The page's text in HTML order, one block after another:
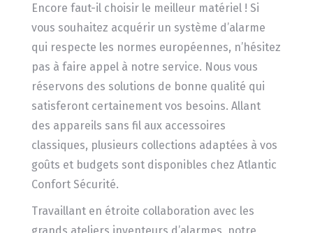
Encore faut-il choisir le meilleur matériel ! Si
vous souhaitez acquérir un système d’alarme
qui respecte les normes européennes, n’hésitez
pas à faire appel à notre service. Nous vous
réservons des solutions de bonne qualité qui
satisferont certainement vos besoins. Allant
des appareils sans fil aux accessoires
classiques, plusieurs collections adaptées à vos
goûts et budgets sont disponibles chez Atlantic
Confort Sécurité.
Travaillant en étroite collaboration avec les